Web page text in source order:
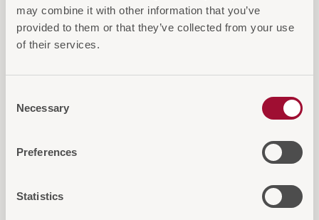
may combine it with other information that you’ve
provided to them or that they’ve collected from your use
of their services.
Selection
Necessary
Preferences
Statistics
AUF DIE ANFRAGELISTE
interessieren...